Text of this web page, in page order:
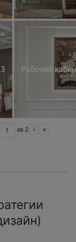
Рабочий
из 2 › »